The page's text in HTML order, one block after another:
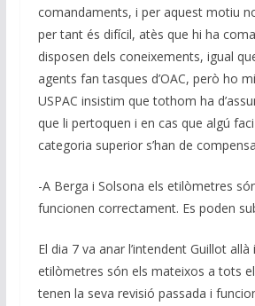
comandaments, i per aquest motiu
per tant és difícil, atès que hi ha
disposen dels coneixements, igual
agents fan tasques d’OAC, però ho
USPAC insistim que tothom ha
que li pertoquen i en cas que algú
categoria superior s’han de
-A Berga i Solsona els etilòmetres
funcionen correctament. Es poden
El dia 7 va anar l’intendent Guillot
etilòmetres són els mateixos a tots
tenen la seva revisió passada i